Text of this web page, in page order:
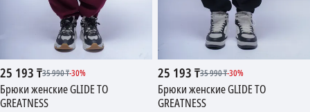
25 193₸35 990₸-30%
Брюки женские GLIDE TO
GREATNESS
25 193₸35 990₸-30%
Брюки женские GLIDE TO
GREATNESS